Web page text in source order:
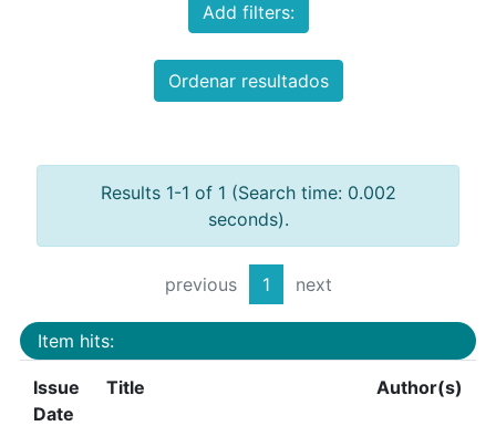
Add filters:
Ordenar resultados
Results 1-1 of 1 (Search time: 0.002
seconds).
previous 1 next
Item hits:
Issue
Date
Title Author(s)